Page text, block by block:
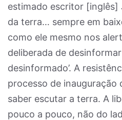
estimado escritor [inglês]
da terra… sempre em
como ele mesmo nos
deliberada de
desinformado’. A
processo de inauguração
saber escutar a terra. A
pouco a pouco, não do